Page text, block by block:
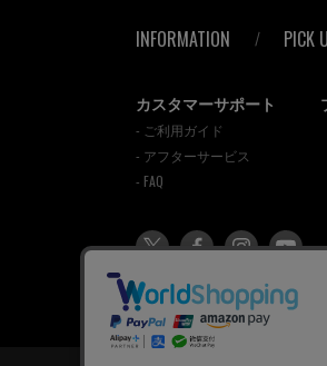
INFORMATION PICK
カスタマーサポート
- ご利用ガイド
- アフターサービス
- FAQ